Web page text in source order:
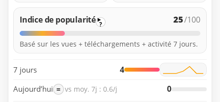
Indice de popularité ? 25/100
Basé sur les vues + téléchargements + activité 7 jours.
7 jours 4
Aujourd’hui = vs moy. 7j : 0.6/j 0